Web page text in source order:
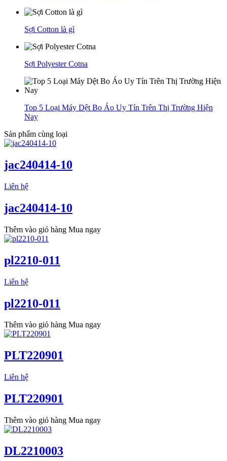
Sợi Cotton là gì
Sợi Polyester Cotna
Top 5 Loại Máy Dệt Bo Áo Uy Tín Trên Thị Trường Hiện
Nay
Sản phẩm cùng loại
jac240414-10
Liên hệ
jac240414-10
Thêm vào giỏ hàng Mua ngay
pl2210-011
Liên hệ
pl2210-011
Thêm vào giỏ hàng Mua ngay
PLT220901
Liên hệ
PLT220901
Thêm vào giỏ hàng Mua ngay
DL2210003